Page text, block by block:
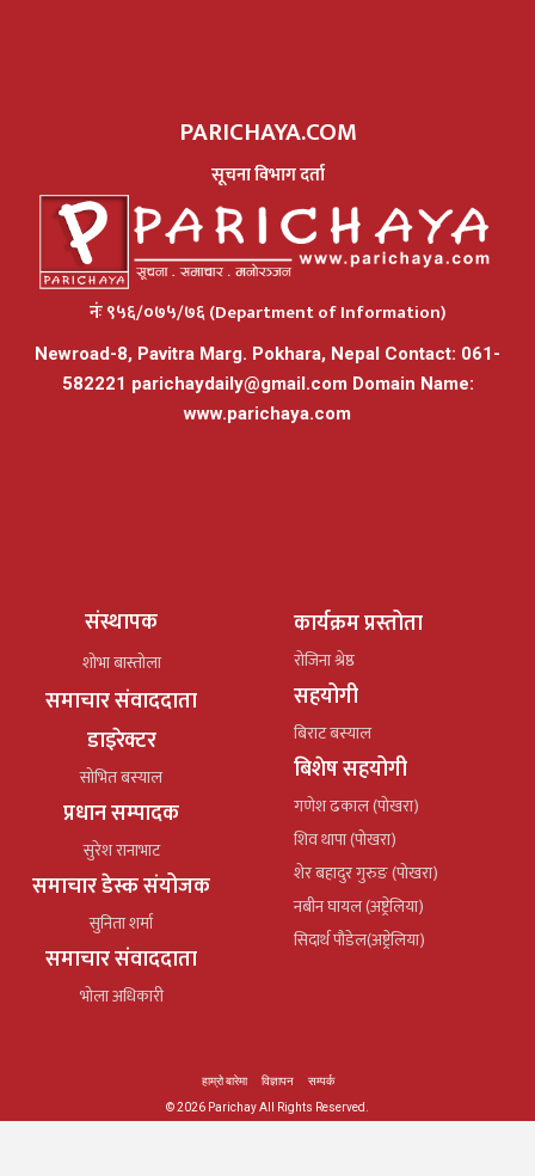
PARICHAYA.COM
सूचना विभाग दर्ता
नंः ९५६/०७५/७६ (Department of Information)
Newroad-8, Pavitra Marg. Pokhara, Nepal Contact: 061-
582221 parichaydaily@gmail.comDomain Name:
www.parichaya.com
संस्थापक
शोभा बास्तोला
समाचार संवाददाता
डाइरेक्टर
सोभित बस्याल
प्रधान सम्पादक
सुरेश रानाभाट
समाचार डेस्क संयोजक
सुनिता शर्मा
समाचार संवाददाता
भोला अधिकारी
कार्यक्रम प्रस्तोता
रोजिना श्रेष्ठ
सहयोगी
बिराट बस्याल
बिशेष सहयोगी
गणेश ढकाल (पोखरा)
शिव थापा (पोखरा)
शेर बहादुर गुरुङ (पोखरा)
नबीन घायल (अष्ट्रेलिया)
सिदार्थ पौडेल(अष्ट्रेलिया)
हाम्रो बारेमा विज्ञापन
सम्पर्क
© 2026 Parichay All Rights Reserved.